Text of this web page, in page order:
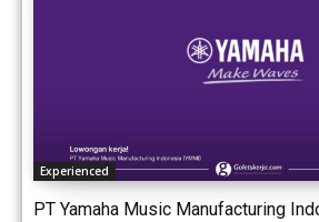
Experienced
PT Yamaha Music Manufacturing